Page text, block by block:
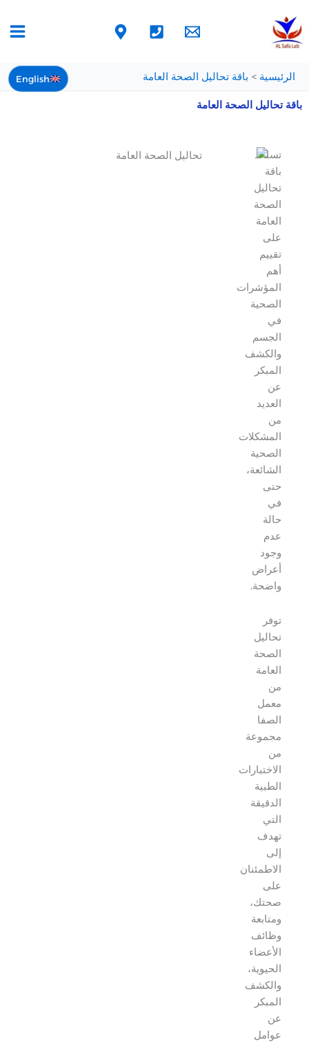
English
إلى
المحتوى
الرئيسية باقة تحاليل الصحة العامة
باقة تحاليل الصحة العامة
تساعد
باقة
تحاليل
الصحة
العامة
على
تقييم
أهم
المؤشرات
الصحية
في
الجسم
والكشف
المبكر
عن
العديد
من
المشكلات
الصحية
الشائعة،
حتى
في
حالة
عدم
وجود
أعراض
واضحة.
توفر
تحاليل
الصحة
العامة
من
معمل
الصفا
مجموعة
من
الاختبارات
الطبية
الدقيقة
التي
تهدف
إلى
الاطمئنان
على
صحتك،
ومتابعة
وظائف
الأعضاء
الحيوية،
والكشف
المبكر
عن
عوامل